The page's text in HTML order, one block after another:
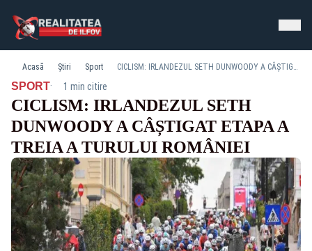
Acasă Știri Sport CICLISM: IRLANDEZUL SETH DUNWOODY A CÂȘTIGAT ETAPA A TREIA A TURULUI ROMÂNIEI
SPORT· 1 min citire
CICLISM: IRLANDEZUL SETH
DUNWOODY A CÂȘTIGAT ETAPA A
TREIA A TURULUI ROMÂNIEI